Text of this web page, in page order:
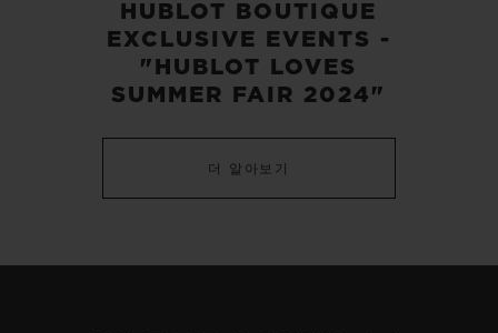
HUBLOT BOUTIQUE
EXCLUSIVE EVENTS -
"HUBLOT LOVES
SUMMER FAIR 2024"
더 알아보기